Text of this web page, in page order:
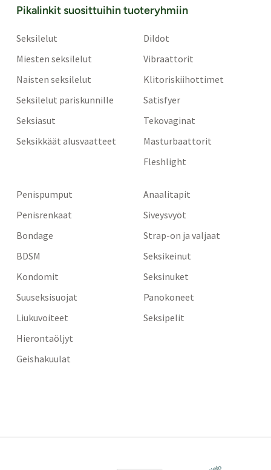
Pikalinkit suosittuihin tuoteryhmiin
Seksilelut
Miesten seksilelut
Naisten seksilelut
Seksilelut pariskunnille
Seksiasut
Seksikkäät alusvaatteet
Dildot
Vibraattorit
Klitoriskiihottimet
Satisfyer
Tekovaginat
Masturbaattorit
Fleshlight
Penispumput
Penisrenkaat
Bondage
BDSM
Kondomit
Suuseksisuojat
Liukuvoiteet
Hierontaöljyt
Geishakuulat
Anaalitapit
Siveysvyöt
Strap-on ja valjaat
Seksikeinut
Seksinuket
Panokoneet
Seksipelit